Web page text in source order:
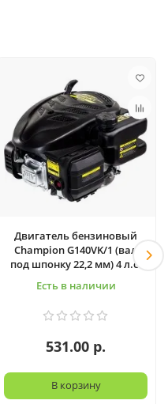
Двигатель бензиновый
Champion G140VK/1 (вал
под шпонку 22,2 мм) 4 л.с.
Есть в наличии
531.00 р.
В корзину